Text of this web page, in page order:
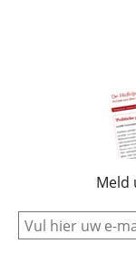
Meld